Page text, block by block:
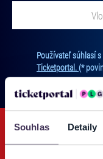
Souhlas Detaily
mailovú
adresu,
na
vám
budeme
Používateľ súhlasí s
Ticketportal. (*